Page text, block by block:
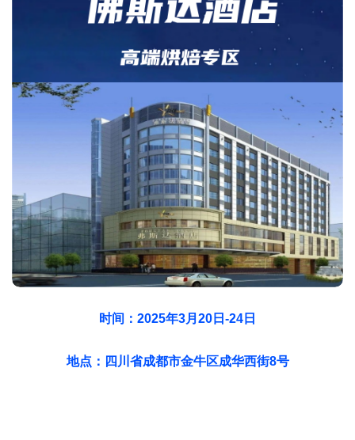
时间：2025年3月20日-24日
地点 ：四川省成都市金牛区成华西街8号